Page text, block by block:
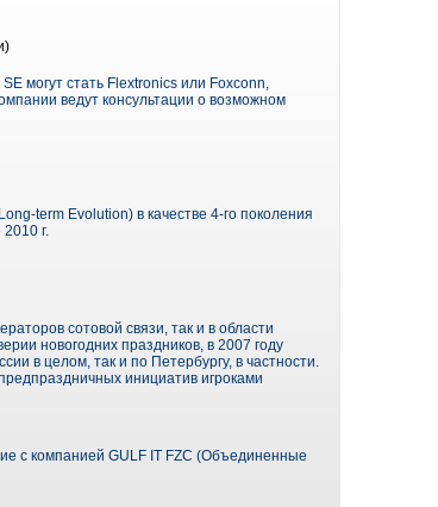
могут стать Flextronics или Foxconn,
ведут консультации о возможном
term Evolution) в качестве 4-го поколения
г.
сотовой связи, так и в области
новогодних праздников, в 2007 году
в целом, так и по Петербургу, в частности.
инициатив игроками
с компанией GULF IT FZC (Объединенные